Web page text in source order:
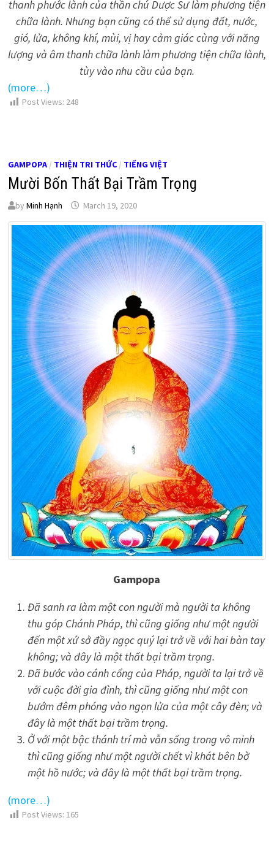
thanh phước lành của thần chú Dược Sư làm phương tiện
chữa lành. Nhưng bạn cũng có thể sử dụng đất, nước,
gió, lửa, không khí, mùi, vị hay cảm giác cùng với năng
lượng và âm thanh chữa lành làm phương tiện chữa lành,
tùy vào nhu cầu của bạn.
(more…)
Post Views: 248
GAMPOPA/ THIỆN TRI THỨC/ TIẾNG VIỆT
Mười Bốn Thất Bại Trầm Trọng
by Minh Hạnh March 19, 2020
Gampopa
Đã sanh ra làm một con người mà người ta không
thu góp Chánh Pháp, thì cũng giống như một người
đến một xứ sở đầy ngọc quý lại trở về với hai bàn tay
không; và đây là một thất bại trầm trọng.
Đã bước vào cánh cổng của Pháp, người ta lại trở về
với cuộc đời gia đình, thì cũng giống như một con
bướm đêm phóng vào ngọn lửa của một cây đèn; và
đây là một thất bại trầm trọng.
Ở với một bậc thánh trí mà vẫn sống trong vô minh
thì cũng giống như một người chết vì khát bên bờ
một hồ nước; và đây là một thất bại trầm trọng.
(more…)
Post Views: 165